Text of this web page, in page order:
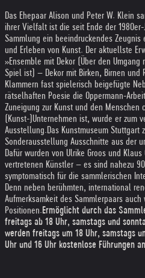
Das Ehepaar Alison und Peter W. Klein
ihrer Vielfalt ist die seit Ende der 1980er-
Sammlung ein beeindruckendes
und Erleben von Kunst. Der aktuellste
»Ensemble mit Dekor (Über den
Spiel ist) – Dekor mit Birken, Birnen und
Klammern fast spielerisch beigefügte
rätselhaften Poesie die Oppermann-
Zuneigung zur Kunst und den Menschen
(Kunst-)Unternehmen ist, wurde er zum
Ausstellung. Das Kunstmuseum Stuttgart
Sonderausstellung Ausschnitte aus der
Dafür wurden von Ulrike Groos und
vertretenen Künstler – es sind nahezu
symptomatisch für die sammlerischen
Denn neben berühmten, international
Aufmerksamkeit des Sammlerpaars
Positionen.Ermöglicht durch das
freitags ab 18 Uhr, samstags und
werden freitags um 18 Uhr, samstags
Uhr und 16 Uhr kostenlose Führungen